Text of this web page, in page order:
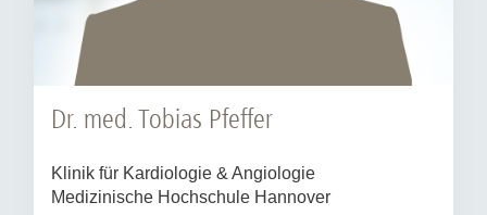
Dr. med. Tobias Pfeffer
Klinik für Kardiologie & Angiologie
Medizinische Hochschule Hannover